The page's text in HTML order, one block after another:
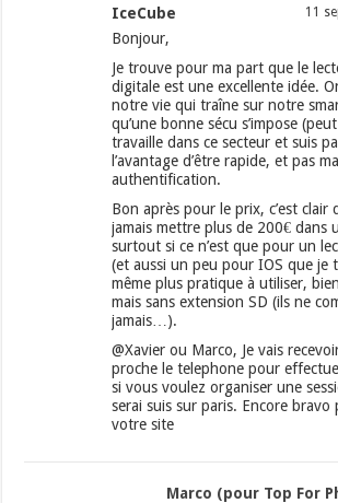
IceCube 11
Bonjour,
Je trouve pour ma part que le
digitale est une excellente idée.
notre vie qui traîne sur notre
qu’une bonne sécu s’impose
travaille dans ce secteur et suis
l’avantage d’être rapide, et pas
authentification.
Bon après pour le prix, c’est clair
jamais mettre plus de 200€ dans
surtout si ce n’est que pour un
(et aussi un peu pour IOS que je
même plus pratique à utiliser,
mais sans extension SD (ils ne
jamais…).
@Xavier ou Marco, Je vais
proche le telephone pour
si vous voulez organiser une
serai suis sur paris. Encore
votre site
Marco (pour Top For